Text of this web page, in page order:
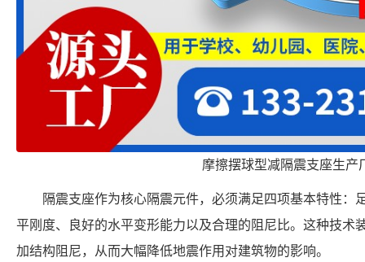
摩擦摆球型减隔震支座生产
隔震支座作为核心隔震元件，必须满足四项基本特性：
平刚度、良好的水平变形能力以及合理的阻尼比。这种技术
加结构阻尼，从而大幅降低地震作用对建筑物的影响。